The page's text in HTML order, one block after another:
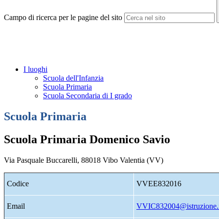
Campo di ricerca per le pagine del sito
I luoghi
Scuola dell'Infanzia
Scuola Primaria
Scuola Secondaria di I grado
Scuola Primaria
Scuola Primaria Domenico Savio
Via Pasquale Buccarelli, 88018 Vibo Valentia (VV)
Codice VVEE832016
Email